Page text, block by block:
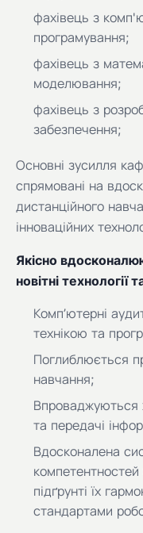
фахівець з
програмування;
фахівець з
моделювання;
фахівець з
забезпечення;
Основні зусилля
спрямовані на
дистанційного
інноваційних
Якісно
новітні технології
Комп’ютерні
технікою та
Поглиблюється
навчання;
Впроваджуються
та передачі
Вдосконалена
компетентностей
підґрунті їх
стандартами